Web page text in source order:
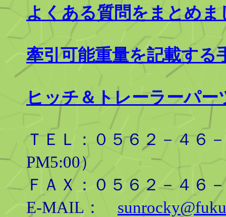
よくある質問をまとめ
牽引可能重量を記載する
ヒッチ＆トレーラーパー
ＴＥＬ：０５６２－４６
PM5:00）
ＦＡＸ：０５６２－４６
E-MAIL：